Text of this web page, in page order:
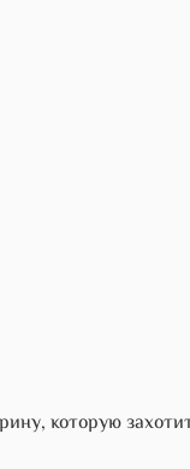
которую